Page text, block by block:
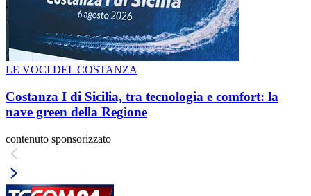
LE VOCI DEL COSTANZA
Costanza I di Sicilia, tra tecnologia e comfort: la
nave green della Regione
contenuto sponsorizzato